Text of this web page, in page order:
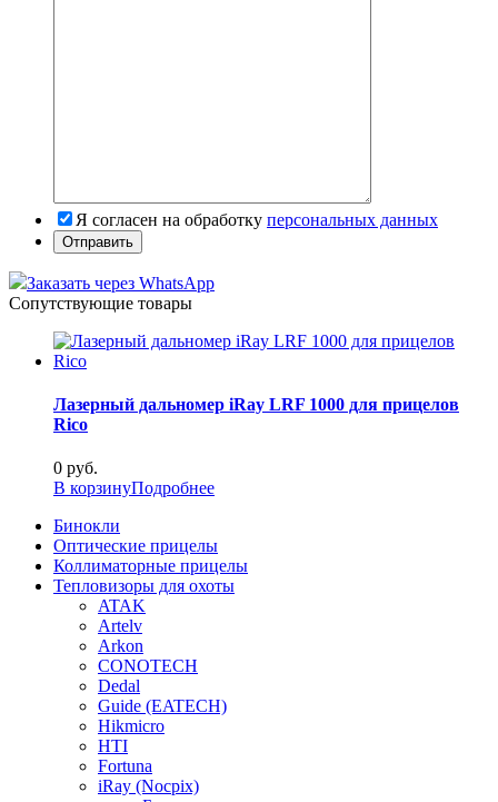
Я согласен на обработку персональных данных
Заказать через WhatsApp
Сопутствующие товары
Лазерный дальномер iRay LRF 1000 для прицелов
Rico
0 руб.
В корзинуПодробнее
Бинокли
Оптические прицелы
Коллиматорные прицелы
Тепловизоры для охоты
ATAK
Artelv
Arkon
CONOTECH
Dedal
Guide (EATECH)
Hikmicro
HTI
Fortuna
iRay (Nocpix)